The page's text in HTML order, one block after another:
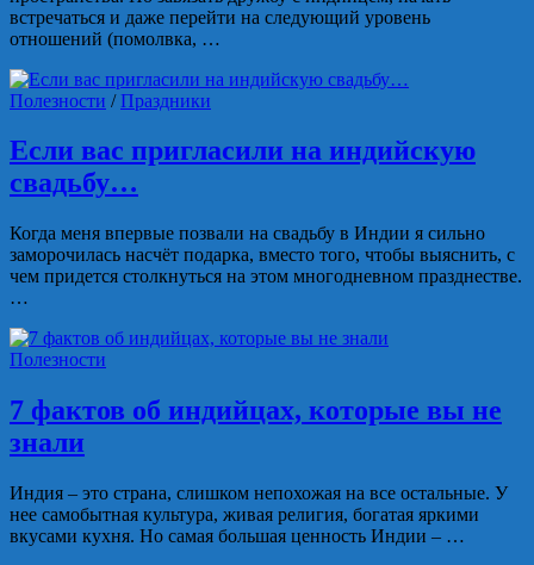
встречаться и даже перейти на следующий уровень
отношений (помолвка, …
Полезности /Праздники
Если вас пригласили на индийскую
свадьбу…
Когда меня впервые позвали на свадьбу в Индии я сильно
заморочилась насчёт подарка, вместо того, чтобы выяснить, с
чем придется столкнуться на этом многодневном празднестве.
…
Полезности
7 фактов об индийцах, которые вы не
знали
Индия – это страна, слишком непохожая на все остальные. У
нее самобытная культура, живая религия, богатая яркими
вкусами кухня. Но самая большая ценность Индии – …